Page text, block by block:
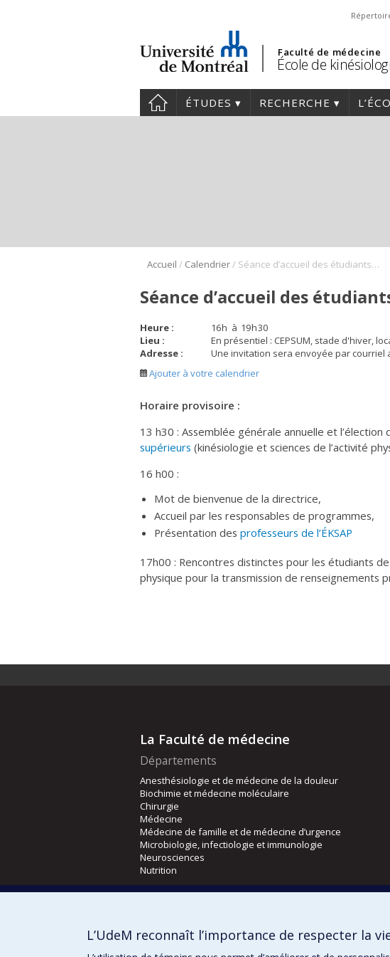
Faculté de médecine
École de
ÉTUDES RECHERCHE
Accueil / Calendrier/ Séance d’accueil des étudiants inscrits aux cycles supérieurs
Séance d’accueil des
Heure : 16h à 19h30
Lieu :
En présentiel : CEPSUM, stade d'hiver,
Adresse :
Une invitation sera envoyée par courriel
Ajouter à votre calendrier
Horaire provisoire :
13 h30 : Assemblée générale annuelle et l’élection
supérieurs (kinésiologie et sciences de l’activité
16 h00 :
Mot de bienvenue de la directrice,
Accueil par les responsables de programmes,
Présentation des professeurs de l’ÉKSAP
17h00 : Rencontres distinctes pour les étudiants
physique pour la transmission de renseignements
La Faculté de médecine
Départements
Anesthésiologie et de médecine de la douleur
Biochimie et médecine moléculaire
Chirurgie
Médecine
Médecine de famille et de médecine d’urgence
Microbiologie, infectiologie et immunologie
Neurosciences
Nutrition
Orthophonie et audiologie
L’UdeM reconnaît l’importance de respecter la